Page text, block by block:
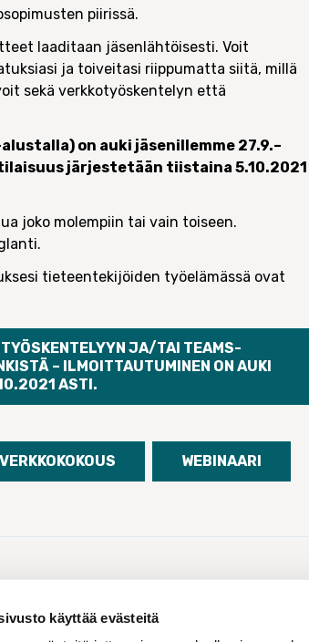
käyttää evästeitä
piirissä.
laaditaan jäsenlähtöisesti. Voit
ja toiveitasi riippumatta siitä, millä
sekä verkkotyöskentelyn että
on auki jäsenillemme 27.9.–
järjestetään tiistaina 5.10.2021
joko molempiin tai vain toiseen.
tieteentekijöiden työelämässä ovat
JA/TAI TEAMS-
– ILMOITTAUTUMINEN ON AUKI
ASTI.
VERKKOKOKOUS WEBINAARI